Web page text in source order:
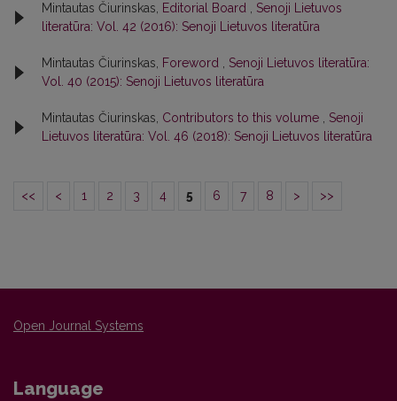
Mintautas Čiurinskas, Editorial Board , Senoji Lietuvos
literatūra: Vol. 42 (2016): Senoji Lietuvos literatūra
Mintautas Čiurinskas, Foreword , Senoji Lietuvos literatūra:
Vol. 40 (2015): Senoji Lietuvos literatūra
Mintautas Čiurinskas, Contributors to this volume , Senoji
Lietuvos literatūra: Vol. 46 (2018): Senoji Lietuvos literatūra
<< < 1 2 3 4 5 6 7 8 > >>
Open Journal Systems
Language